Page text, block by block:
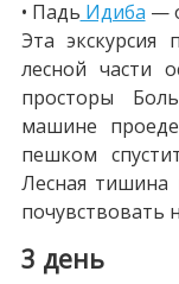
• Падь Идиба —
Эта экскурсия
лесной части
просторы
машине
пешком
Лесная тишина
почувствовать
3 день